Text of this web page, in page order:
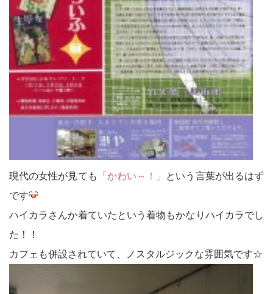
現代の女性が見ても 「 かわい～！」 という言葉が出るはず
です
ハイカラさんか着ていたという着物もかなりハイカラでし
た！！
カフェも併設されていて、ノスタルジックな雰囲気です☆